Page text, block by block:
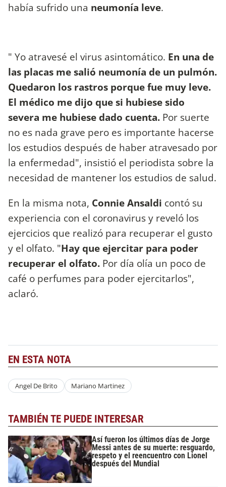
había sufrido una neumonía leve.
" Yo atravesé el virus asintomático. En una de
las placas me salió neumonía de un pulmón.
Quedaron los rastros porque fue muy leve.
El médico me dijo que si hubiese sido
severa me hubiese dado cuenta. Por suerte
no es nada grave pero es importante hacerse
los estudios después de haber atravesado por
la enfermedad", insistió el periodista sobre la
necesidad de mantener los estudios de salud.
En la misma nota, Connie Ansaldi contó su
experiencia con el coronavirus y reveló los
ejercicios que realizó para recuperar el gusto
y el olfato. "Hay que ejercitar para poder
recuperar el olfato. Por día olía un poco de
café o perfumes para poder ejercitarlos",
aclaró.
EN ESTA NOTA
Angel De Brito Mariano Martinez
TAMBIÉN TE PUEDE INTERESAR
Así fueron los últimos días de Jorge
Messi antes de su muerte: resguardo,
respeto y el reencuentro con Lionel
después del Mundial